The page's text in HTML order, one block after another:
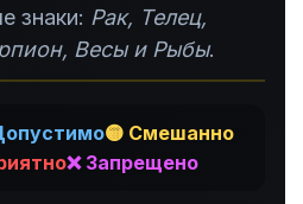
знаки: Рак, Телец,
Весы и Рыбы.
🟡 Смешанно
❌ Запрещено